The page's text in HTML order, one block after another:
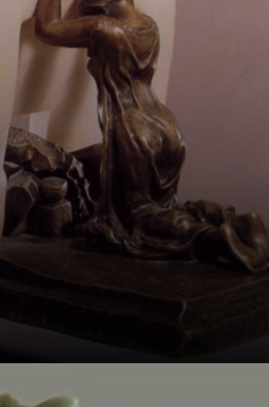
As esculturas de
Camille Claudel
são conhecidas
por sua
sensibilidade e
habilidade em
capturar a
essência da
experiência
humana,
refletindo a beleza
e a tristeza da
existência.